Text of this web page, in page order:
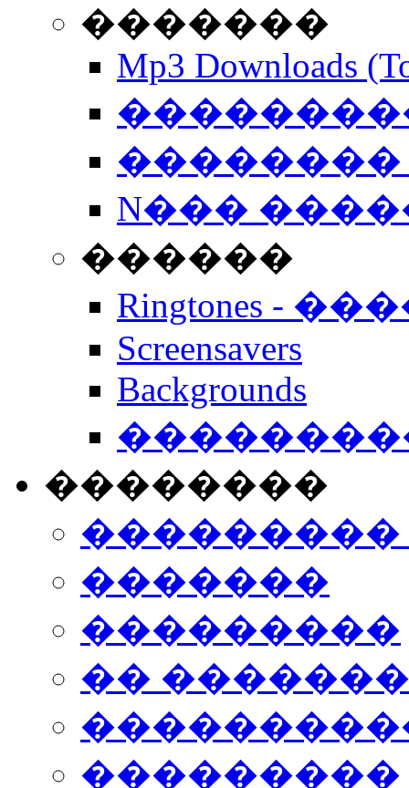
�������
Mp3 Downloads
��������
N���
������
Ringtones -
Screensavers
Backgrounds
��������
���������
�������
���������
��
���������